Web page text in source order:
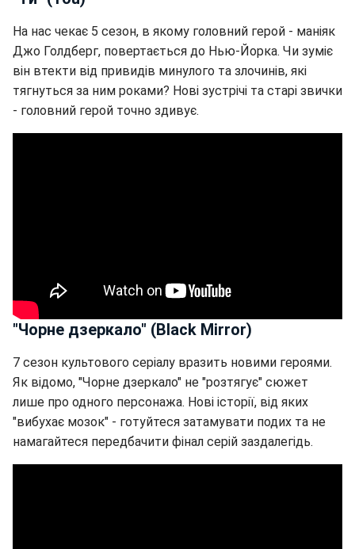
На нас чекає 5 сезон, в якому головний герой - маніяк
Джо Голдберг, повертається до Нью-Йорка. Чи зуміє
він втекти від привидів минулого та злочинів, які
тягнуться за ним роками? Нові зустрічі та старі звички
- головний герой точно здивує.
"Чорне дзеркало" (Black Mirror)
7 сезон культового серіалу вразить новими героями.
Як відомо, "Чорне дзеркало" не "розтягує" сюжет
лише про одного персонажа. Нові історії, від яких
"вибухає мозок" - готуйтеся затамувати подих та не
намагайтеся передбачити фінал серій заздалегідь.